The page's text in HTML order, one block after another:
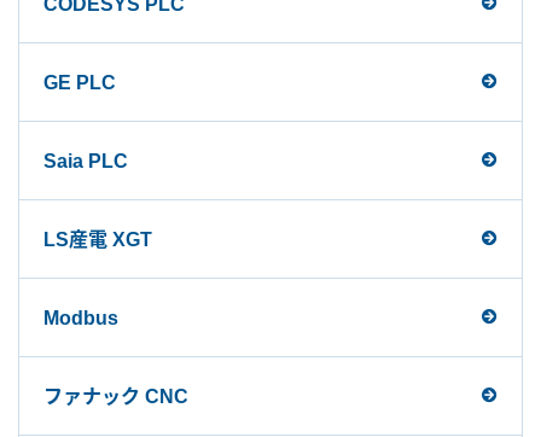
CODESYS PLC
GE PLC
Saia PLC
LS産電 XGT
Modbus
ファナック CNC